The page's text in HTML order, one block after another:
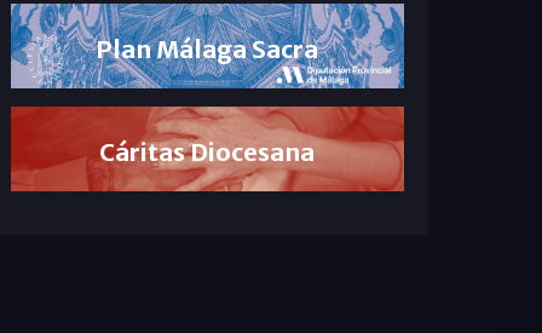
Plan Málaga Sacra
Cáritas Diocesana